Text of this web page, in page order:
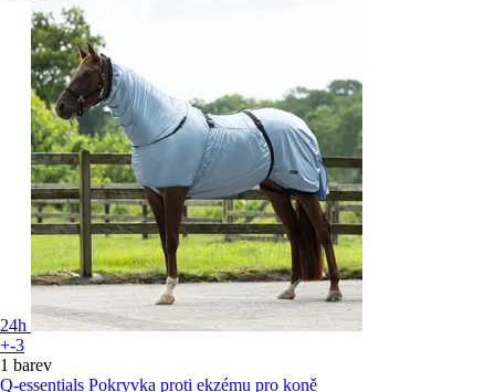
24h
+-3
1 barev
Q-essentials Pokryvka proti ekzému pro koně